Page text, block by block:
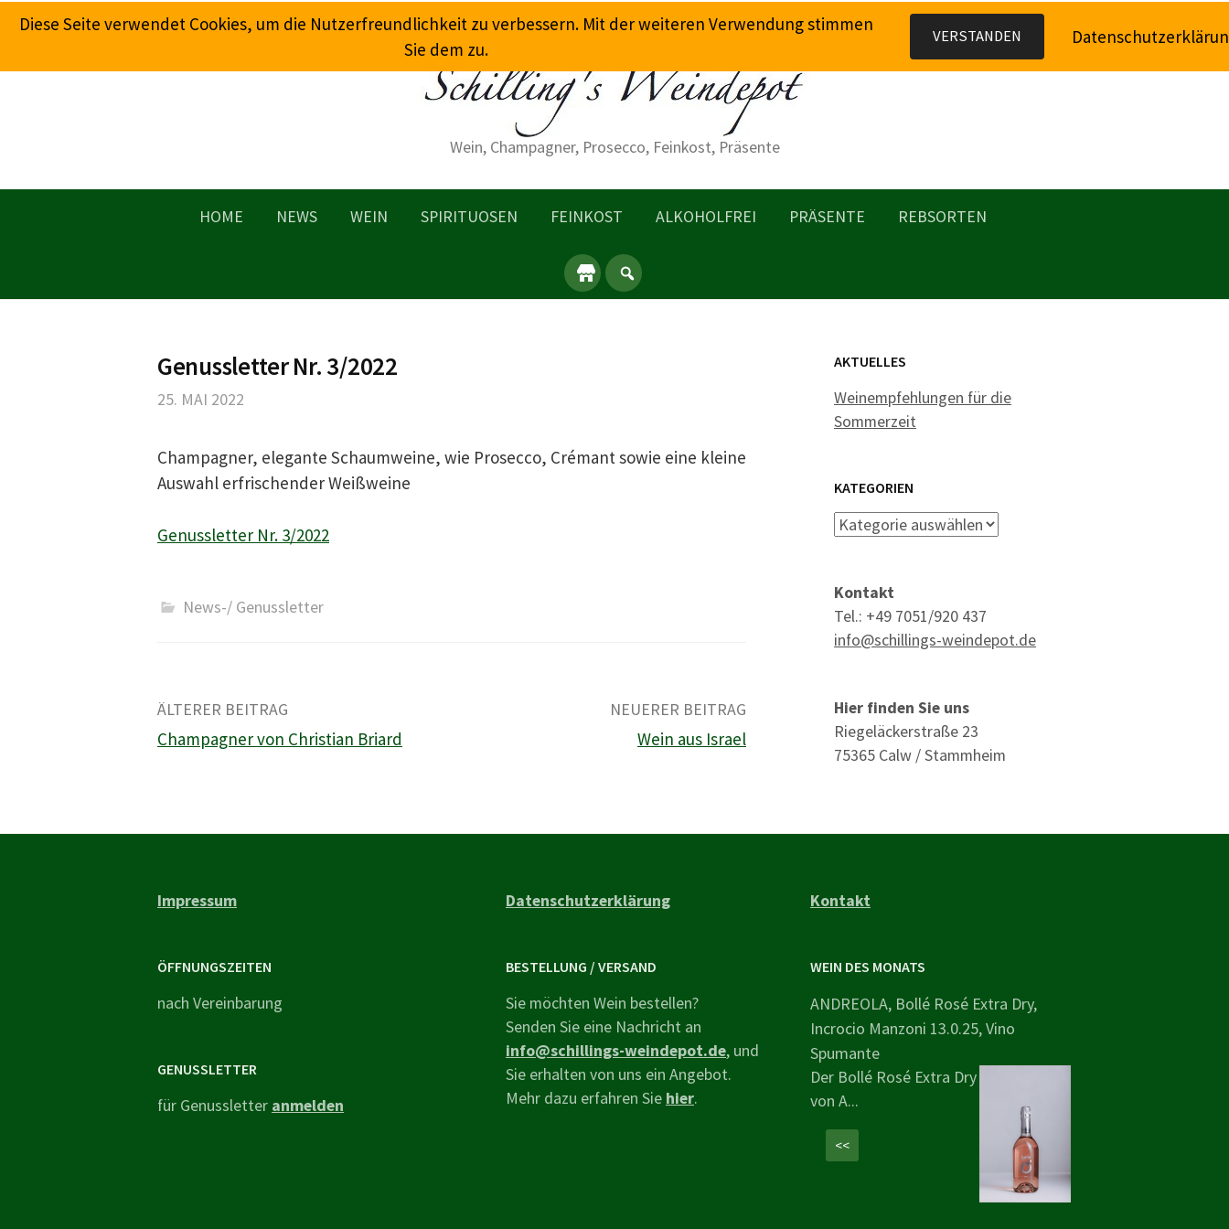
Springe
zum
Wein, Champagner, Prosecco, Feinkost, Präsente
HOME NEWS WEIN SPIRITUOSEN FEINKOST ALKOHOLFREI PRÄSENTE REBSORTEN
Genussletter Nr. 3/2022
25. MAI 2022
Champagner, elegante Schaumweine, wie Prosecco, Crémant sowie eine kleine
Auswahl erfrischender Weißweine
Genussletter Nr. 3/2022
News-/ Genussletter
Beitrags-
Navigation
ÄLTERER BEITRAG
Champagner von Christian Briard
NEUERER BEITRAG
Wein aus Israel
AKTUELLES
Weinempfehlungen für die
Sommerzeit
KATEGORIEN
Kategorien
Kontakt
Tel.: +49 7051/920 437
info@schillings-weindepot.de
Hier finden Sie uns
Riegeläckerstraße 23
75365 Calw / Stammheim
Impressum
ÖFFNUNGSZEITEN
nach Vereinbarung
GENUSSLETTER
für Genussletter anmelden
Datenschutzerklärung
BESTELLUNG / VERSAND
Sie möchten Wein bestellen?
Senden Sie eine Nachricht an
info@schillings-weindepot.de, und
Sie erhalten von uns ein Angebot.
Mehr dazu erfahren Sie hier.
Kontakt
WEIN DES MONATS
ANDREOLA, Bollé Rosé Extra Dry,
Incrocio Manzoni 13.0.25, Vino
Spumante
Der Bollé Rosé Extra Dry
von A...
<<
Diese Seite verwendet Cookies, um die Nutzerfreundlichkeit zu verbessern. Mit der weiteren Verwendung stimmen
Sie dem zu.
VERSTANDEN